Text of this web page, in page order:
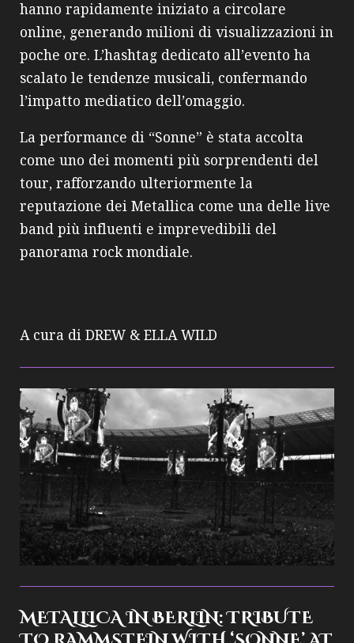
hanno rapidamente iniziato a circolare
online, generando milioni di visualizzazioni in
poche ore. L’hashtag dedicato all’evento ha
scalato le tendenze musicali, confermando
l’impatto mediatico dell’omaggio.
La performance di “Sonne” è stata accolta
come uno dei momenti più sorprendenti del
tour, rafforzando ulteriormente la
reputazione dei Metallica come una delle live
band più influenti e imprevedibili del
panorama rock mondiale.
A cura di DREW & ELLA WILD
METALLICA IN BERLIN: TRIBUTE